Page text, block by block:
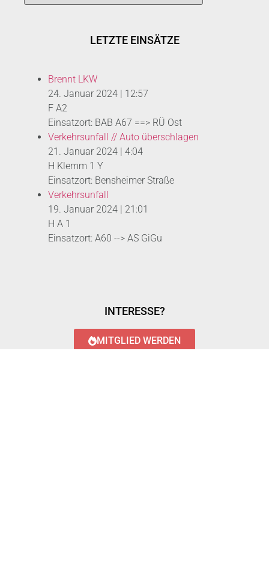
LETZTE EINSÄTZE
Brennt LKW
24. Januar 2024
12:57
F A2
Einsatzort: BAB A67 ==> RÜ Ost
Verkehrsunfall // Auto überschlagen
21. Januar 2024
4:04
H Klemm 1 Y
Einsatzort: Bensheimer Straße
Verkehrsunfall
19. Januar 2024
21:01
H A 1
Einsatzort: A60 --> AS GiGu
INTERESSE?
MITGLIED WERDEN